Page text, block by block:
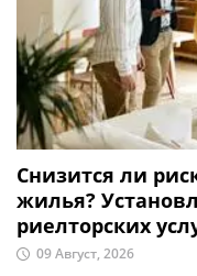
Снизится ли
жилья?
риелторских
09 Август, 2026